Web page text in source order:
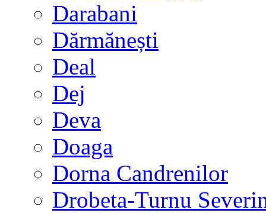
Darabani
Dărmănești
Deal
Dej
Deva
Doaga
Dorna Candrenilor
Drobeta-Turnu